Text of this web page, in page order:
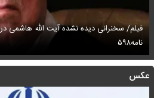
فیلم/ سخنرانی دیده نشده آیت الله
نامه۵۹۸
عکس